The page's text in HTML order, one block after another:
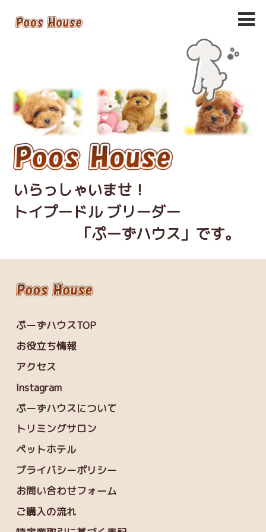
いらっしゃいませ！
トイプードル ブリーダー
「ぷーずハウス」です。
ぷーずハウスTOP
お役立ち情報
アクセス
Instagram
ぷーずハウスについて
トリミングサロン
ペットホテル
プライバシーポリシー
お問い合わせフォーム
ご購入の流れ